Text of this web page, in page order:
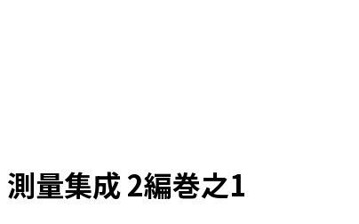
測量集成 2編巻之1